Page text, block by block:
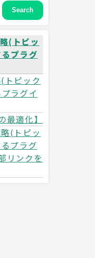
Search
(トピッ
プラグ
トピック
ラグイ
最適化】
(トピッ
プラグ
リンクを